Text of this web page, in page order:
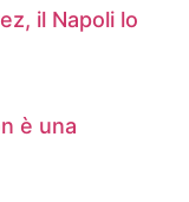
il Napoli lo
è una